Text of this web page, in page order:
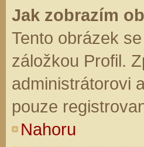
Jak zobrazím
Tento obrázek
záložkou Profil.
administrátorovi
pouze
Nahoru